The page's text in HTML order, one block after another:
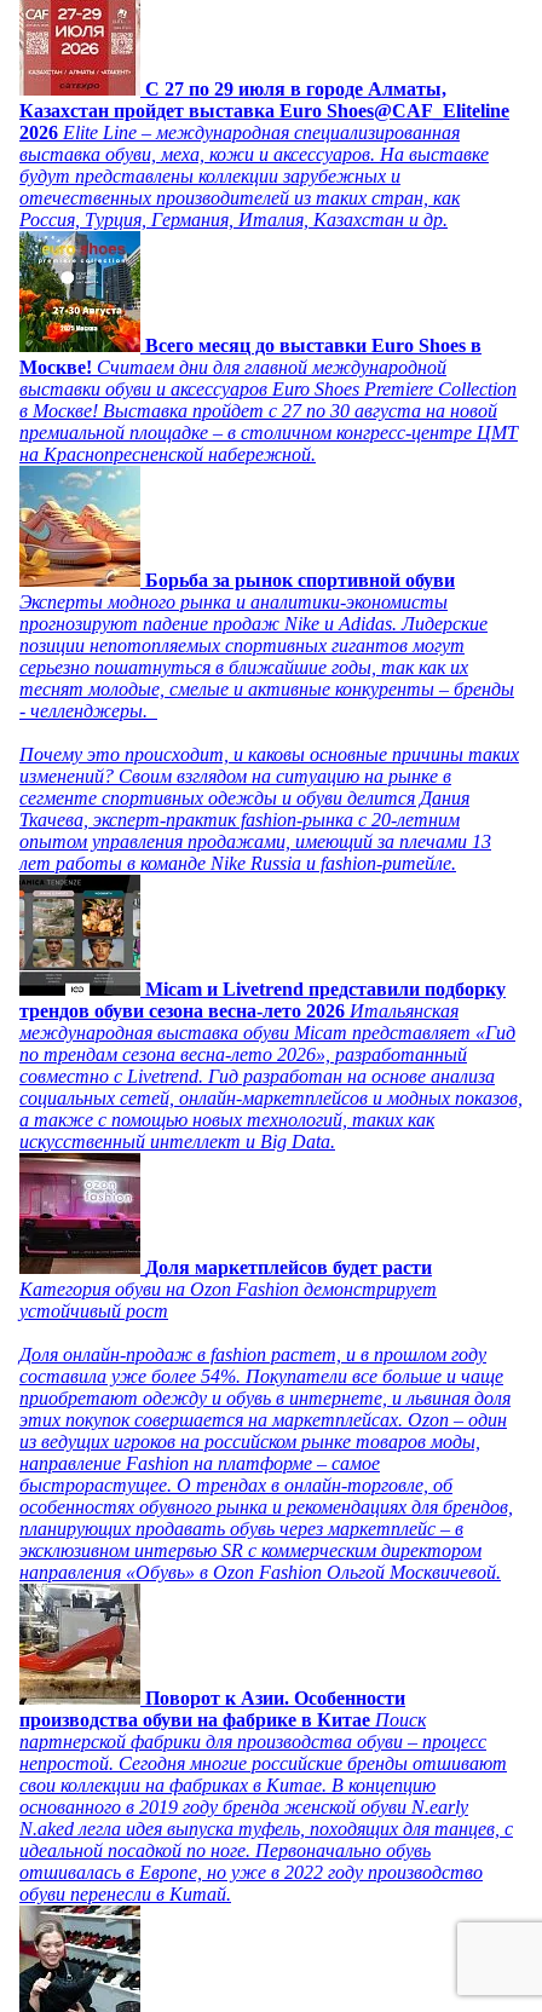
C 27 по 29 июля в городе Алматы,
Казахстан пройдет выставка Euro Shoes@CAF_Eliteline
2026 Elite Line – международная специализированная
выставка обуви, меха, кожи и аксессуаров. На выставке
будут представлены коллекции зарубежных и
отечественных производителей из таких стран, как
Россия, Турция, Германия, Италия, Казахстан и др.
Всего месяц до выставки Euro Shoes в
Москве! Считаем дни для главной международной
выставки обуви и аксессуаров Euro Shoes Premiere Collection
в Москве! Выставка пройдет с 27 по 30 августа на новой
премиальной площадке – в столичном конгресс-центре ЦМТ
на Краснопресненской набережной.
Борьба за рынок спортивной обуви
Эксперты модного рынка и аналитики-экономисты
прогнозируют падение продаж Nike и Adidas. Лидерские
позиции непотопляемых спортивных гигантов могут
серьезно пошатнуться в ближайшие годы, так как их
теснят молодые, смелые и активные конкуренты – бренды
- челленджеры.
Почему это происходит, и каковы основные причины таких
изменений? Своим взглядом на ситуацию на рынке в
сегменте спортивных одежды и обуви делится Дания
Ткачева, эксперт-практик fashion-рынка с 20-летним
опытом управления продажами, имеющий за плечами 13
лет работы в команде Nike Russia и fashion-ритейле.
Micam и Livetrend представили подборку
трендов обуви сезона весна-лето 2026 Итальянская
международная выставка обуви Micam представляет «Гид
по трендам сезона весна-лето 2026», разработанный
совместно с Livetrend. Гид разработан на основе анализа
социальных сетей, онлайн-маркетплейсов и модных показов,
а также с помощью новых технологий, таких как
искусственный интеллект и Big Data.
Доля маркетплейсов будет расти
Категория обуви на Ozon Fashion демонстрирует
устойчивый рост
Доля онлайн-продаж в fashion растет, и в прошлом году
составила уже более 54%. Покупатели все больше и чаще
приобретают одежду и обувь в интернете, и львиная доля
этих покупок совершается на маркетплейсах. Ozon – один
из ведущих игроков на российском рынке товаров моды,
направление Fashion на платформе – самое
быстрорастущее. О трендах в онлайн-торговле, об
особенностях обувного рынка и рекомендациях для брендов,
планирующих продавать обувь через маркетплейс – в
эксклюзивном интервью SR с коммерческим директором
направления «Обувь» в Ozon Fashion Ольгой Москвичевой.
Поворот к Азии. Особенности
производства обуви на фабрике в Китае Поиск
партнерской фабрики для производства обуви – процесс
непростой. Сегодня многие российские бренды отшивают
свои коллекции на фабриках в Китае. В концепцию
основанного в 2019 году бренда женской обуви N.early
N.aked легла идея выпуска туфель, походящих для танцев, с
идеальной посадкой по ноге. Первоначально обувь
отшивалась в Европе, но уже в 2022 году производство
обуви перенесли в Китай.